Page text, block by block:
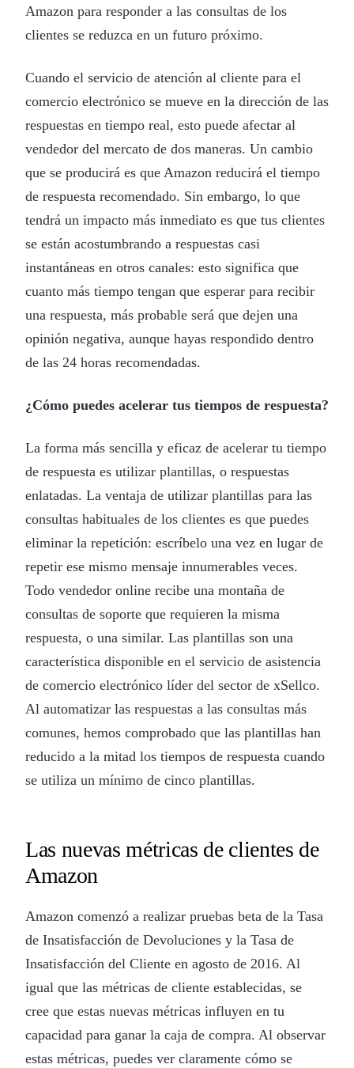
Amazon para responder a las consultas de los
clientes se reduzca en un futuro próximo.
Cuando el servicio de atención al cliente para el
comercio electrónico se mueve en la dirección de las
respuestas en tiempo real, esto puede afectar al
vendedor del mercato de dos maneras. Un cambio
que se producirá es que Amazon reducirá el tiempo
de respuesta recomendado. Sin embargo, lo que
tendrá un impacto más inmediato es que tus clientes
se están acostumbrando a respuestas casi
instantáneas en otros canales: esto significa que
cuanto más tiempo tengan que esperar para recibir
una respuesta, más probable será que dejen una
opinión negativa, aunque hayas respondido dentro
de las 24 horas recomendadas.
¿Cómo puedes acelerar tus tiempos de respuesta?
La forma más sencilla y eficaz de acelerar tu tiempo
de respuesta es utilizar plantillas, o respuestas
enlatadas. La ventaja de utilizar plantillas para las
consultas habituales de los clientes es que puedes
eliminar la repetición: escríbelo una vez en lugar de
repetir ese mismo mensaje innumerables veces.
Todo vendedor online recibe una montaña de
consultas de soporte que requieren la misma
respuesta, o una similar. Las plantillas son una
característica disponible en el servicio de asistencia
de comercio electrónico líder del sector de xSellco.
Al automatizar las respuestas a las consultas más
comunes, hemos comprobado que las plantillas han
reducido a la mitad los tiempos de respuesta cuando
se utiliza un mínimo de cinco plantillas.
Las nuevas métricas de clientes de
Amazon
Amazon comenzó a realizar pruebas beta de la Tasa
de Insatisfacción de Devoluciones y la Tasa de
Insatisfacción del Cliente en agosto de 2016. Al
igual que las métricas de cliente establecidas, se
cree que estas nuevas métricas influyen en tu
capacidad para ganar la caja de compra. Al observar
estas métricas, puedes ver claramente cómo se